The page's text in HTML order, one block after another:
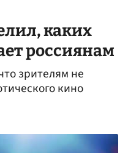
каких
россиянам
зрителям не
кино